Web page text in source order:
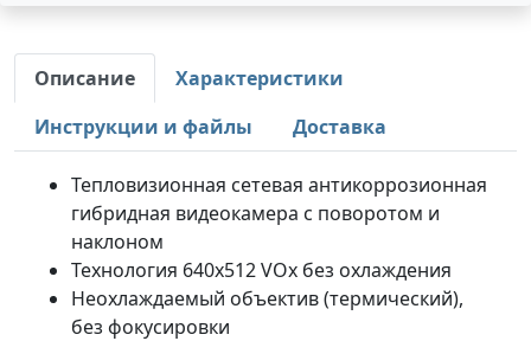
Описание
Характеристики
Инструкции и файлы
Доставка
Тепловизионная сетевая антикоррозионная
гибридная видеокамера с поворотом и
наклоном
Технология 640x512 VOx без охлаждения
Неохлаждаемый объектив (термический),
без фокусировки